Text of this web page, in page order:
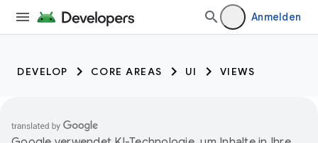
Anmelden
DEVELOP CORE AREAS UI VIEWS